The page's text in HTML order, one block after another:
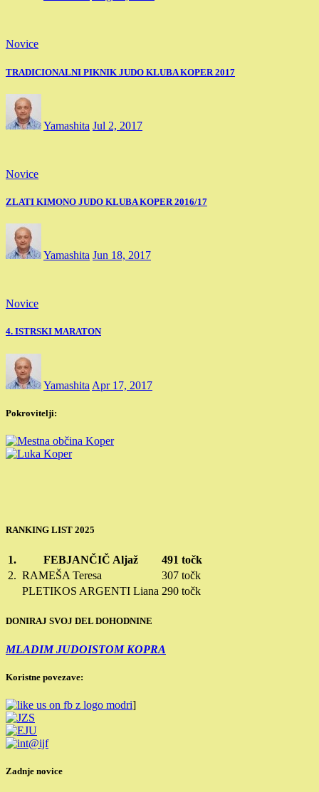
Novice
TRADICIONALNI PIKNIK JUDO KLUBA KOPER 2017
Yamashita Jul 2, 2017
Novice
ZLATI KIMONO JUDO KLUBA KOPER 2016/17
Yamashita Jun 18, 2017
Novice
4. ISTRSKI MARATON
Yamashita Apr 17, 2017
Pokrovitelji:
RANKING LIST 2025
1. FEBJANČIČ Aljaž
491 točk
2. RAMEŠA Teresa
307 točk
PLETIKOS ARGENTI Liana 290 točk
DONIRAJ SVOJ DEL DOHODNINE
MLADIM JUDOISTOM KOPRA
Koristne povezave:
]
Zadnje novice